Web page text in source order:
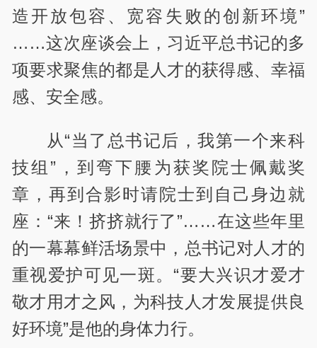
造开放包容、宽容失败的创新环境”
……这次座谈会上，习近平总书记的多
项要求聚焦的都是人才的获得感、幸福
感、安全感。
从“当了总书记后，我第一个来科
技组”，到弯下腰为获奖院士佩戴奖
章，再到合影时请院士到自己身边就
座：“来！挤挤就行了”……在这些年里
的一幕幕鲜活场景中，总书记对人才的
重视爱护可见一斑。“要大兴识才爱才
敬才用才之风，为科技人才发展提供良
好环境”是他的身体力行。